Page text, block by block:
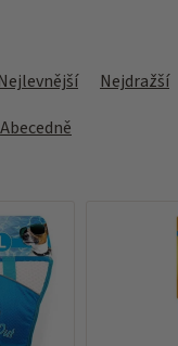
Nejdražší
Abecedně